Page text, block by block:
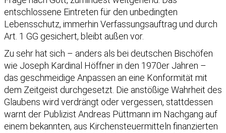
entschlossene Eintreten für den unbedingten
Lebensschutz, immerhin Verfassungsauftrag und durch
Art. 1 GG gesichert, bleibt außen vor.
Zu sehr hat sich – anders als bei deutschen Bischöfen
wie Joseph Kardinal Höffner in den 1970er Jahren –
das geschmeidige Anpassen an eine Konformität mit
dem Zeitgeist durchgesetzt. Die anstößige Wahrheit des
Glaubens wird verdrängt oder vergessen, stattdessen
warnt der Publizist Andreas Püttmann im Nachgang auf
einem bekannten, aus Kirchensteuermitteln finanzierten